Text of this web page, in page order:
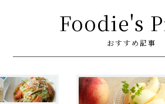
Foodie's
おすすめ記事